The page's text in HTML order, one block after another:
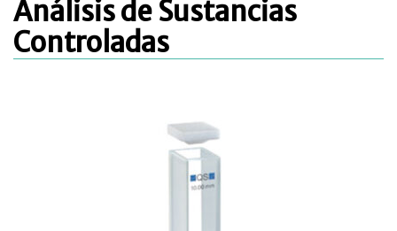
Análisis de Sustancias
Controladas